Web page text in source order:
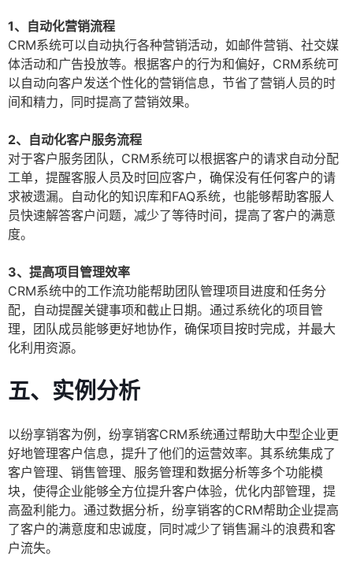
1、自动化营销流程
CRM系统可以自动执行各种营销活动，如邮件营销、社交媒
体活动和广告投放等。根据客户的行为和偏好，CRM系统可
以自动向客户发送个性化的营销信息，节省了营销人员的时
间和精力，同时提高了营销效果。
2、自动化客户服务流程
对于客户服务团队，CRM系统可以根据客户的请求自动分配
工单，提醒客服人员及时回应客户，确保没有任何客户的请
求被遗漏。自动化的知识库和FAQ系统，也能够帮助客服人
员快速解答客户问题，减少了等待时间，提高了客户的满意
度。
3、提高项目管理效率
CRM系统中的工作流功能帮助团队管理项目进度和任务分
配，自动提醒关键事项和截止日期。通过系统化的项目管
理，团队成员能够更好地协作，确保项目按时完成，并最大
化利用资源。
五、实例分析
以纷享销客为例，纷享销客CRM系统通过帮助大中型企业更
好地管理客户信息，提升了他们的运营效率。其系统集成了
客户管理、销售管理、服务管理和数据分析等多个功能模
块，使得企业能够全方位提升客户体验，优化内部管理，提
高盈利能力。通过数据分析，纷享销客的CRM帮助企业提高
了客户的满意度和忠诚度，同时减少了销售漏斗的浪费和客
户流失。